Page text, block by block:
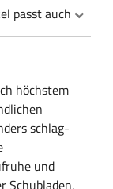
passt auch
höchstem
schlag-
und
Schubladen.